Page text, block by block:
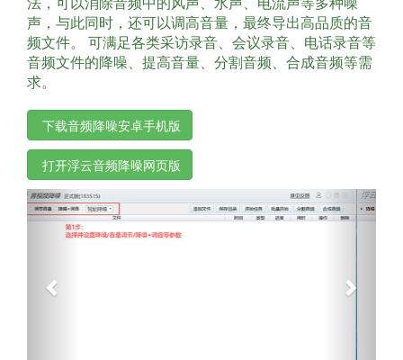
声，与此同时，还可以调高音量，最终导出高品质的音
频文件。 可满足各类采访录音、会议录音、电话录音等
音频文件的降噪、提高音量、分割音频、合成音频等需
求。
下载音频降噪安卓手机版
打开浮云音频降噪网页版
Previous Next